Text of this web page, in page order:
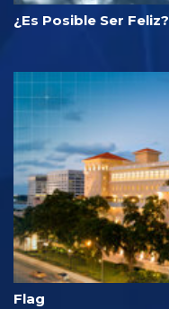
¿Es Posible Ser Feliz?
Flag